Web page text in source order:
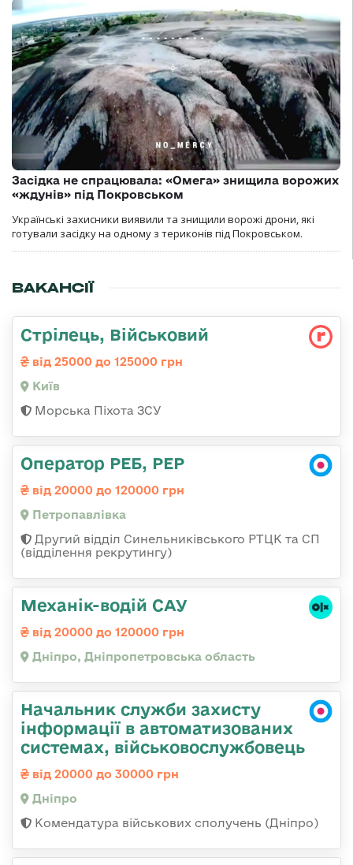
Засідка не спрацювала: «Омега» знищила ворожих
«ждунів» під Покровськом
Українські захисники виявили та знищили ворожі дрони, які
готували засідку на одному з териконів під Покровськом.
ВАКАНСІЇ
Стрілець, Військовий
від 25000 до 125000 грн
Київ
Морська Піхота ЗСУ
Оператор РЕБ, РЕР
від 20000 до 120000 грн
Петропавлівка
Другий відділ Синельниківського РТЦК та СП
(відділення рекрутингу)
Механік-водій САУ
від 20000 до 120000 грн
Дніпро, Дніпропетровська область
Начальник служби захисту
інформації в автоматизованих
системах, військовослужбовець
від 20000 до 30000 грн
Дніпро
Комендатура військових сполучень (Дніпро)